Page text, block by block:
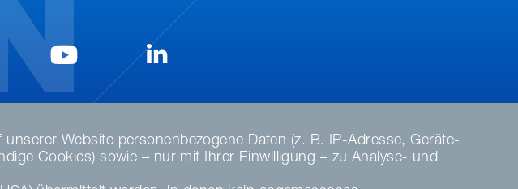
Website personenbezogene Daten (z. B. IP-Adresse, Geräte-
Cookies) sowie – nur mit Ihrer Einwilligung – zu Analyse- und